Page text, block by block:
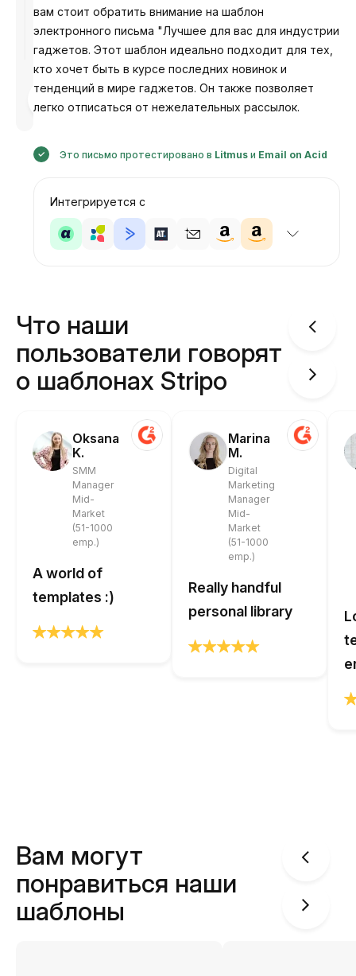
Разработано
Анастасия
вам стоит обратить внимание на шаблон
электронного письма "Лучшее для вас для индустрии
гаджетов. Этот шаблон идеально подходит для тех,
кто хочет быть в курсе последних новинок и
тенденций в мире гаджетов. Он также позволяет
легко отписаться от нежелательных рассылок.
Это письмо протестировано в Litmusи Email on Acid
Интегрируется с
Что наши
пользователи говорят
о шаблонах Stripo
Oksana
K.
SMM
Manager
Mid-
Market
(51-1000
emp.)
A world of
templates :)
Marina
M.
Digital
Marketing
Manager
Mid-
Market
(51-1000
emp.)
Really handful
personal library
Вам могут
понравиться наши
шаблоны